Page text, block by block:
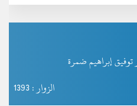
توفيق إبراهيم ضمرة
الزوار : 1393